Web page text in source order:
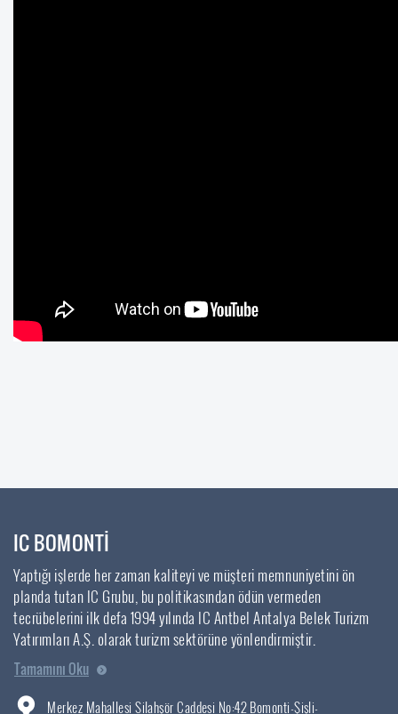
IC BOMONTİ
Yaptığı işlerde her zaman kaliteyi ve müşteri memnuniyetini ön
planda tutan IC Grubu, bu politikasından ödün vermeden
tecrübelerini ilk defa 1994 yılında IC Antbel Antalya Belek Turizm
Yatırımları A.Ş. olarak turizm sektörüne yönlendirmiştir.
Tamamını Oku
Merkez Mahallesi Silahşör Caddesi No:42 Bomonti-Şişli-